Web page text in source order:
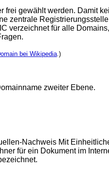
frei gewählt werden. Damit
zentrale
verzeichnet für alle
bei Wikipedia.)
zweiter Ebene.
Nachweis Mit
für ein Dokument im